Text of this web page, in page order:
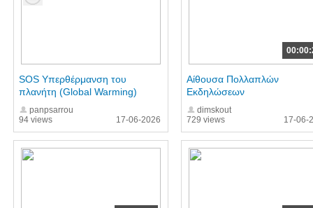
94 views
SOS Υπερθέρμανση του
πλανήτη (Global Warming)
panpsarrou
17-06-2026
729 views
Αίθουσα Πολλαπλών
Εκδηλώσεων
dimskout
17-06-